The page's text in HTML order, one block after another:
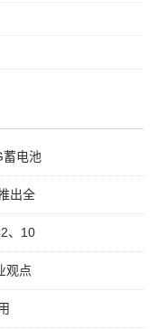
电池
出全
、10
观点